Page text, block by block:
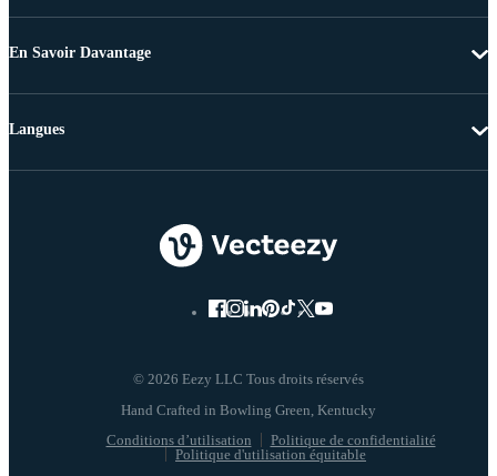
En Savoir Davantage
© 2026 Eezy LLC Tous droits réservés
Conditions d’utilisation
Politique de confidentialité
Politique d'utilisation équitable
Langues